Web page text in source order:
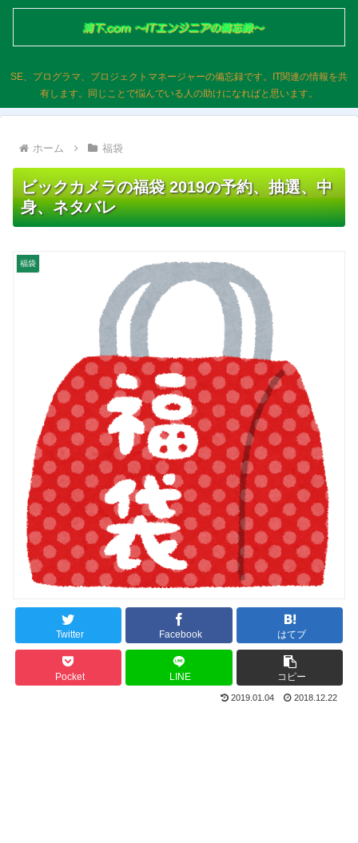
SE、プログラマ、プロジェクトマネージャーの備忘録です。IT関連の情報を共
有します。同じことで悩んでいる人の助けになればと思います。
ホーム 福袋
ビックカメラの福袋 2019の予約、抽選、中
身、ネタバレ
福袋
Twitter Facebook はてブ
Pocket LINE コピー
2019.01.04 2018.12.22